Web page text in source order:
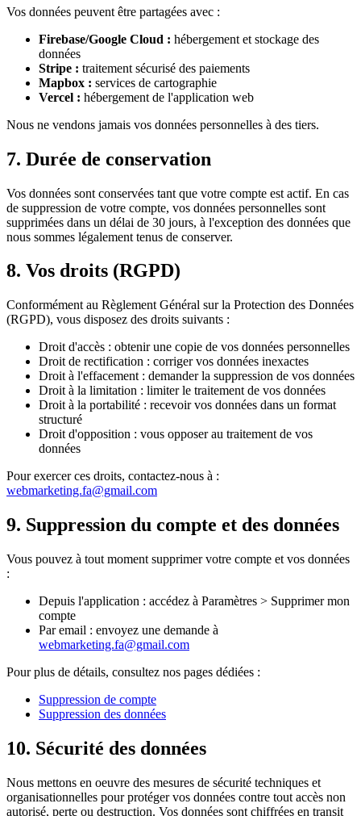
Vos données peuvent être partagées avec :
Firebase/Google Cloud : hébergement et stockage des
données
Stripe : traitement sécurisé des paiements
Mapbox : services de cartographie
Vercel : hébergement de l'application web
Nous ne vendons jamais vos données personnelles à des tiers.
7. Durée de conservation
Vos données sont conservées tant que votre compte est actif. En cas
de suppression de votre compte, vos données personnelles sont
supprimées dans un délai de 30 jours, à l'exception des données que
nous sommes légalement tenus de conserver.
8. Vos droits (RGPD)
Conformément au Règlement Général sur la Protection des Données
(RGPD), vous disposez des droits suivants :
Droit d'accès : obtenir une copie de vos données personnelles
Droit de rectification : corriger vos données inexactes
Droit à l'effacement : demander la suppression de vos données
Droit à la limitation : limiter le traitement de vos données
Droit à la portabilité : recevoir vos données dans un format
structuré
Droit d'opposition : vous opposer au traitement de vos
données
Pour exercer ces droits, contactez-nous à :
webmarketing.fa@gmail.com
9. Suppression du compte et des données
Vous pouvez à tout moment supprimer votre compte et vos données
:
Depuis l'application : accédez à Paramètres > Supprimer mon
compte
Par email : envoyez une demande à
webmarketing.fa@gmail.com
Pour plus de détails, consultez nos pages dédiées :
Suppression de compte
Suppression des données
10. Sécurité des données
Nous mettons en oeuvre des mesures de sécurité techniques et
organisationnelles pour protéger vos données contre tout accès non
autorisé, perte ou destruction. Vos données sont chiffrées en transit